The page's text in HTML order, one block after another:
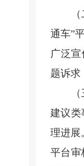
通车”
广泛宣
题诉求
建议类
理进展
平台审